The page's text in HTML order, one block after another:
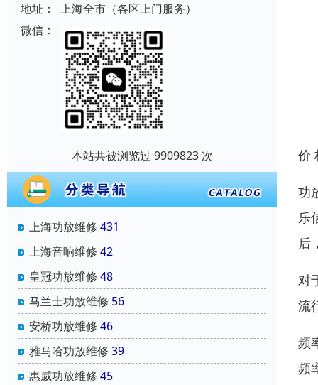
地址：
上海全市（各区上门服务）
微信：
本站共被浏览过 9909823 次
上海功放维修 431
上海音响维修 42
皇冠功放维修 48
马兰士功放维修 56
安桥功放维修 46
雅马哈功放维修 39
惠威功放维修 45
价
功
乐
后
对
流
频
频